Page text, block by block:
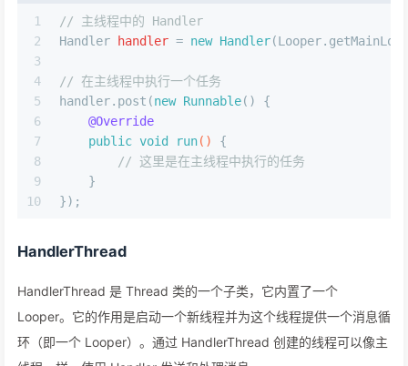
1
2
3
4
5
6
7
8
9
10
// 主线程中的 Handler
Handler
handler = new Handler
// 在主线程中执行一个任务
handler.post(new Runnable() {
@Override
public void run()
{
// 这里是在主线程中执行的任务
    }
});
HandlerThread
HandlerThread 是 Thread 类的一个子类，它内置了一个
Looper。它的作用是启动一个新线程并为这个线程提供一个消息循
环（即一个 Looper）。通过 HandlerThread 创建的线程可以像主